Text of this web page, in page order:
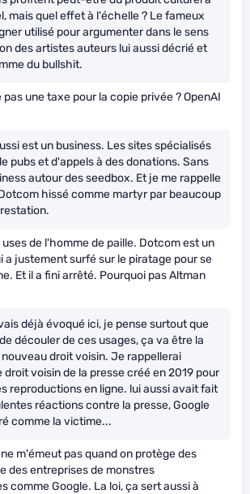
mais quel effet à l'échelle ? Le fameux
utilisé pour argumenter dans le sens
des artistes auteurs lui aussi décrié et
du bullshit.
pas une taxe pour la copie privée ? OpenAI
est un business. Les sites spécialisés
pubs et d'appels à des donations. Sans
autour des seedbox. Et je me rappelle
hissé comme martyr par beaucoup
de l'homme de paille. Dotcom est un
a justement surfé sur le piratage pour se
Et il a fini arrêté. Pourquoi pas Altman
déjà évoqué ici, je pense surtout que
découler de ces usages, ça va être la
droit voisin. Je rappellerai
droit voisin de la presse créé en 2019 pour
reproductions en ligne. lui aussi avait fait
réactions contre la presse, Google
comme la victime...
m'émeut pas quand on protège des
des entreprises de monstres
comme Google. La loi, ça sert aussi à